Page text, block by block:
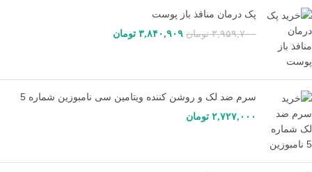
پک درمان منافذ باز پوست
۳,۹۵۹,۷۰۰ تومان ۳,۸۴۰,۹۰۹ تومان
سرم ضد لک و روشن کننده ویتامین سی نامبوزین شماره 5
۲,۷۲۷,۰۰۰ تومان